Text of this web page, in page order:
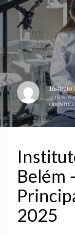
Instituto
Belém
2025